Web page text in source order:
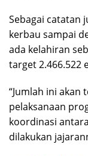
Sebagai catatan
kerbau sampai
ada kelahiran
target 2.466.522
“Jumlah ini akan
pelaksanaan
koordinasi
dilakukan